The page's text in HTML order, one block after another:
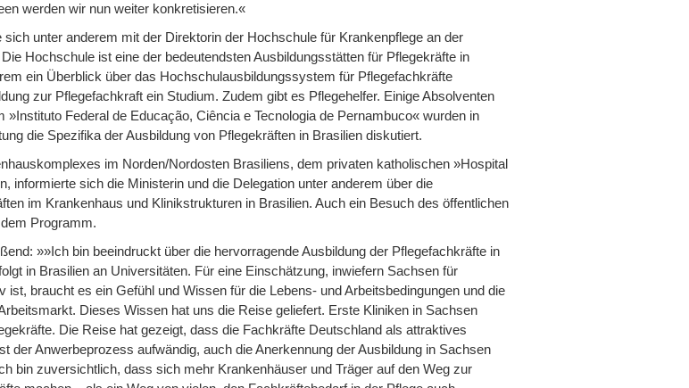
werden wir nun weiter konkretisieren.«
unter anderem mit der Direktorin der Hochschule für Krankenpflege an der
Hochschule ist eine der bedeutendsten Ausbildungsstätten für Pflegekräfte in
ein Überblick über das Hochschulausbildungssystem für Pflegefachkräfte
zur Pflegefachkraft ein Studium. Zudem gibt es Pflegehelfer. Einige Absolventen
»Instituto Federal de Educação, Ciência e Tecnologia de Pernambuco« wurden in
die Spezifika der Ausbildung von Pflegekräften in Brasilien diskutiert.
im Norden/Nordosten Brasiliens, dem privaten katholischen »Hospital
informierte sich die Ministerin und die Delegation unter anderem über die
im Krankenhaus und Klinikstrukturen in Brasilien. Auch ein Besuch des öffentlichen
Programm.
»»Ich bin beeindruckt über die hervorragende Ausbildung der Pflegefachkräfte in
in Brasilien an Universitäten. Für eine Einschätzung, inwiefern Sachsen für
ist, braucht es ein Gefühl und Wissen für die Lebens- und Arbeitsbedingungen und die
Dieses Wissen hat uns die Reise geliefert. Erste Kliniken in Sachsen
Die Reise hat gezeigt, dass die Fachkräfte Deutschland als attraktives
der Anwerbeprozess aufwändig, auch die Anerkennung der Ausbildung in Sachsen
bin zuversichtlich, dass sich mehr Krankenhäuser und Träger auf den Weg zur